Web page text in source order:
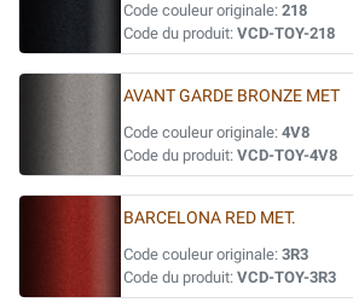
Code couleur originale: 218
Code du produit: VCD-TOY-218
AVANT GARDE BRONZE MET
Code couleur originale: 4V8
Code du produit: VCD-TOY-4V8
BARCELONA RED MET.
Code couleur originale: 3R3
Code du produit: VCD-TOY-3R3